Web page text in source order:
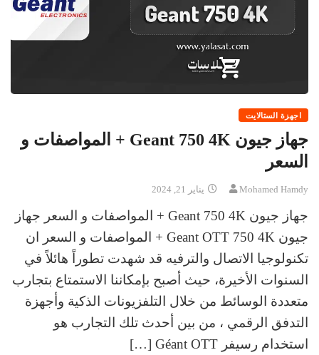
اجهزة الستالايت
جهاز جيون Geant 750 4K + المواصفات و
السعر
Mohamed Hamdy يناير 21, 2024
جهاز جيون Geant 750 4K + المواصفات و السعر جهاز
جيون Geant OTT 750 4K + المواصفات و السعر ان
تكنولوجيا الاتصال والترفيه قد شهدت تطوراً هائلاً في
السنوات الأخيرة، حيث أصبح بإمكاننا الاستمتاع بتجارب
متعددة الوسائط من خلال التلفزيونات الذكية وأجهزة
التدفق الرقمي ، من بين أحدث تلك التجارب هو
استخدام رسيفر Géant OTT […]